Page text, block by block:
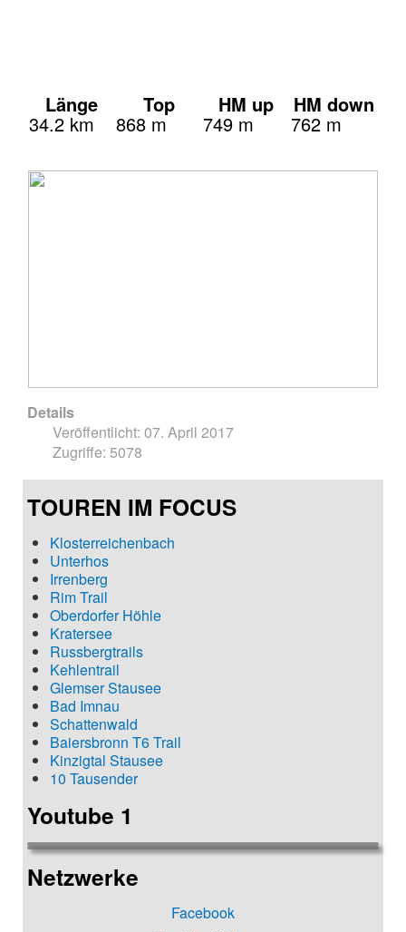
Länge Top HM up HM down
34.2 km 868 m 749 m 762 m
Details
Veröffentlicht: 07. April 2017
Zugriffe: 5078
TOUREN IM FOCUS
Klosterreichenbach
Unterhos
Irrenberg
Rim Trail
Oberdorfer Höhle
Kratersee
Russbergtrails
Kehlentrail
Glemser Stausee
Bad Imnau
Schattenwald
Baiersbronn T6 Trail
Kinzigtal Stausee
10 Tausender
Youtube 1
Netzwerke
Facebook